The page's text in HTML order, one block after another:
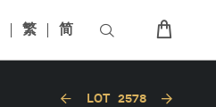
繁 简
LOT 2578